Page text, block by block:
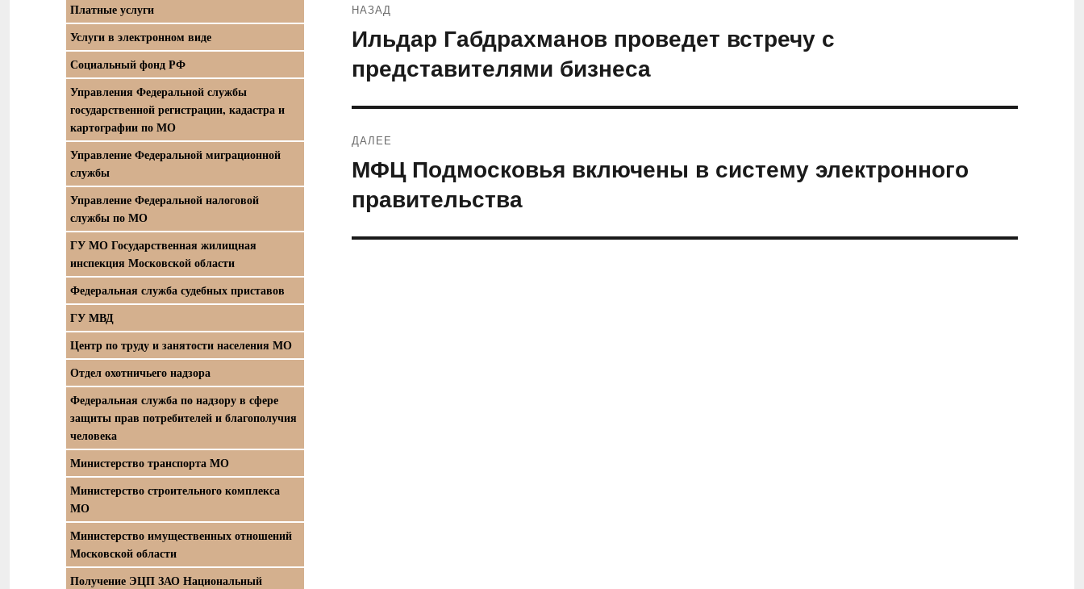
по
записям
НАЗАД
Предыдущая
Ильдар Габдрахманов проведет встречу с
представителями бизнеса
ДАЛЕЕ
Следующая
МФЦ Подмосковья включены в систему электронного
правительства
Платные услуги
Услуги в электронном виде
Социальный фонд РФ
Управления Федеральной службы
государственной регистрации, кадастра и
картографии по МО
Управление Федеральной миграционной
службы
Управление Федеральной налоговой
службы по МО
ГУ МО Государственная жилищная
инспекция Московской области
Федеральная служба судебных приставов
ГУ МВД
Центр по труду и занятости населения МО
Отдел охотничьего надзора
Федеральная служба по надзору в сфере
защиты прав потребителей и благополучия
человека
Министерство транспорта МО
Министерство строительного комплекса
МО
Министерство имущественных отношений
Московской области
Получение ЭЦП ЗАО Национальный